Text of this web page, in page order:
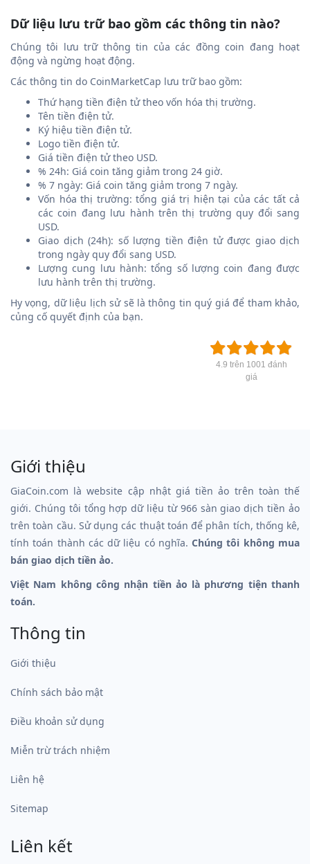
Dữ liệu lưu trữ bao gồm các thông tin nào?
Chúng tôi lưu trữ thông tin của các đồng coin đang hoạt
động và ngừng hoạt động.
Các thông tin do CoinMarketCap lưu trữ bao gồm:
Thứ hạng tiền điện tử theo vốn hóa thị trường.
Tên tiền điện tử.
Ký hiệu tiền điện tử.
Logo tiền điện tử.
Giá tiền điện tử theo USD.
% 24h: Giá coin tăng giảm trong 24 giờ.
% 7 ngày: Giá coin tăng giảm trong 7 ngày.
Vốn hóa thị trường: tổng giá trị hiện tại của các tất cả
các coin đang lưu hành trên thị trường quy đổi sang
USD.
Giao dịch (24h): số lượng tiền điện tử được giao dịch
trong ngày quy đổi sang USD.
Lượng cung lưu hành: tổng số lượng coin đang được
lưu hành trên thị trường.
Hy vọng, dữ liệu lịch sử sẽ là thông tin quý giá để tham khảo,
củng cố quyết định của bạn.
4.9 trên 1001 đánh
giá
Giới thiệu
GiaCoin.com là website cập nhật giá tiền ảo trên toàn thế
giới. Chúng tôi tổng hợp dữ liệu từ 966 sàn giao dịch tiền ảo
trên toàn cầu. Sử dụng các thuật toán để phân tích, thống kê,
tính toán thành các dữ liệu có nghĩa.Chúng tôi không mua
bán giao dịch tiền ảo.
Việt Nam không công nhận tiền ảo là phương tiện thanh
toán.
Thông tin
Giới thiệu
Chính sách bảo mật
Điều khoản sử dụng
Miễn trừ trách nhiệm
Liên hệ
Sitemap
Liên kết